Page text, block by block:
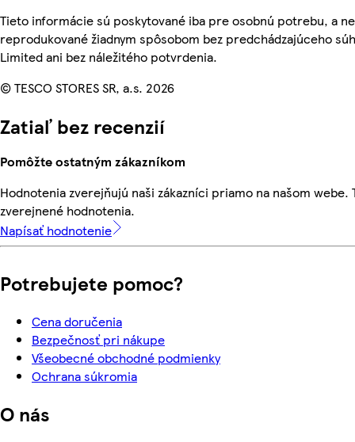
Tieto informácie sú poskytované iba pre osobnú potrebu, a
reprodukované žiadnym spôsobom bez predchádzajúceho
Limited ani bez náležitého potvrdenia.
© TESCO STORES SR, a.s. 2026
Zatiaľ bez recenzií
Pomôžte ostatným zákazníkom
Hodnotenia zverejňujú naši zákazníci priamo na našom webe.
zverejnené hodnotenia.
Napísať hodnotenie
Potrebujete pomoc?
Cena doručenia
Bezpečnosť pri nákupe
Všeobecné obchodné podmienky
Ochrana súkromia
O nás